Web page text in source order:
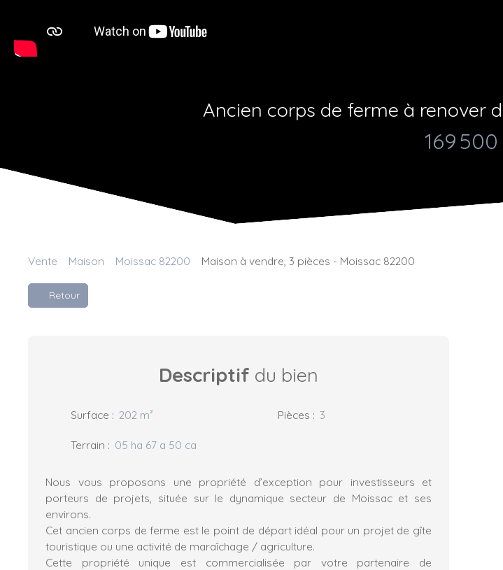
Ancien corps de ferme à renover
169 500
Vente Maison Moissac 82200 Maison à vendre, 3 pièces - Moissac 82200
Retour
Descriptif du bien
Surface : 202 m² Pièces : 3
Terrain : 05 ha 67 a 50 ca
Nous vous proposons une propriété d’exception pour investisseurs et
porteurs de projets, située sur le dynamique secteur de Moissac et ses
environs.
Cet ancien corps de ferme est le point de départ idéal pour un projet de gîte
touristique ou une activité de maraîchage / agriculture.
Cette propriété unique est commercialisée par votre partenaire de